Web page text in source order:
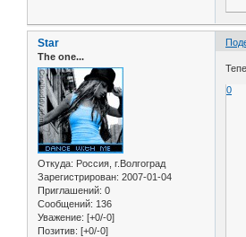
Star
The one...
Откуда: Россия, г.Волгоград
Зарегистрирован: 2007-01-04
Приглашений: 0
Сообщений: 136
Уважение: [+0/-0]
Позитив: [+0/-0]
0